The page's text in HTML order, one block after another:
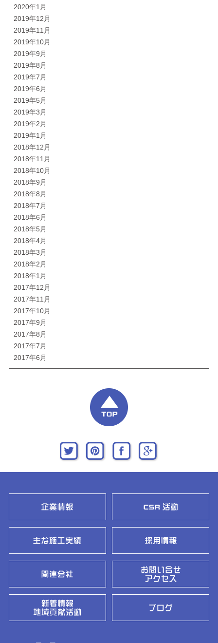
2020年1月
2019年12月
2019年11月
2019年10月
2019年9月
2019年8月
2019年7月
2019年6月
2019年5月
2019年3月
2019年2月
2019年1月
2018年12月
2018年11月
2018年10月
2018年9月
2018年8月
2018年7月
2018年6月
2018年5月
2018年4月
2018年3月
2018年2月
2018年1月
2017年12月
2017年11月
2017年10月
2017年9月
2017年8月
2017年7月
2017年6月